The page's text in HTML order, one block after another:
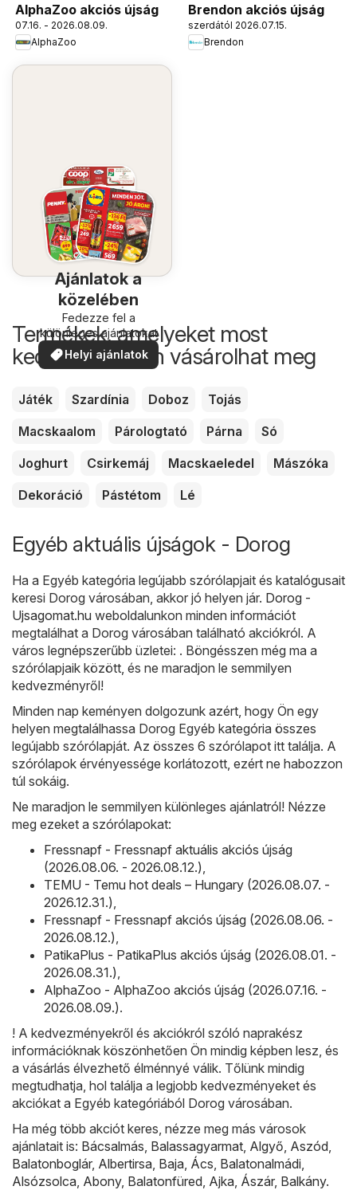
AlphaZoo akciós újság
07.16. - 2026.08.09.
AlphaZoo
Brendon akciós újság
szerdától 2026.07.15.
Brendon
Ajánlatok a
közelében
Fedezze fel a
különleges ajánlatokat
Helyi ajánlatok
Termékek, amelyeket most
kedvezőbb áron vásárolhat meg
Játék Szardínia Doboz
Tojás
Macskaalom
Párologtató Párna
Só
Joghurt
Csirkemáj Macskaeledel
Mászóka
Dekoráció
Pástétom Lé
Egyéb aktuális újságok - Dorog
Ha a Egyéb kategória legújabb szórólapjait és katalógusait
keresi Dorog városában, akkor jó helyen jár. Dorog -
Ujsagomat.hu weboldalunkon minden információt
megtalálhat a Dorog városában található akciókról. A
város legnépszerűbb üzletei: . Böngésszen még ma a
szórólapjaik között, és ne maradjon le semmilyen
kedvezményről!
Minden nap keményen dolgozunk azért, hogy Ön egy
helyen megtalálhassa Dorog Egyéb kategória összes
legújabb szórólapját. Az összes 6 szórólapot itt találja. A
szórólapok érvényessége korlátozott, ezért ne habozzon
túl sokáig.
Ne maradjon le semmilyen különleges ajánlatról! Nézze
meg ezeket a szórólapokat:
Fressnapf - Fressnapf aktuális akciós újság
(2026.08.06. - 2026.08.12.)
TEMU - Temu hot deals – Hungary (2026.08.07. -
2026.12.31.)
Fressnapf - Fressnapf akciós újság (2026.08.06. -
2026.08.12.)
PatikaPlus - PatikaPlus akciós újság (2026.08.01. -
2026.08.31.)
AlphaZoo - AlphaZoo akciós újság (2026.07.16. -
2026.08.09.).
! A kedvezményekről és akciókról szóló naprakész
információknak köszönhetően Ön mindig képben lesz, és
a vásárlás élvezhető élménnyé válik. Tőlünk mindig
megtudhatja, hol találja a legjobb kedvezményeket és
akciókat a Egyéb kategóriából Dorog városában.
Ha még több akciót keres, nézze meg más városok
ajánlatait is: Bácsalmás Balassagyarmat Algyő Aszód
Balatonboglár, Albertirsa Baja Ács Balatonalmádi
Alsózsolca Abony, Balatonfüred Ajka Ászár, Balkány.